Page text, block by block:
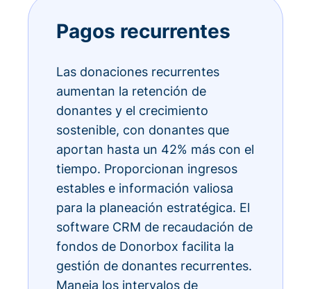
Pagos recurrentes
Las donaciones recurrentes
aumentan la retención de
donantes y el crecimiento
sostenible, con donantes que
aportan hasta un 42% más con el
tiempo. Proporcionan ingresos
estables e información valiosa
para la planeación estratégica. El
software CRM de recaudación de
fondos de Donorbox facilita la
gestión de donantes recurrentes.
Maneja los intervalos de